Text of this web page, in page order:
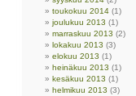
toukokuu 2014 (1)
joulukuu 2013 (1)
marraskuu 2013 (2)
lokakuu 2013 (3)
elokuu 2013 (1)
heinäkuu 2013 (1)
kesäkuu 2013 (1)
helmikuu 2013 (3)